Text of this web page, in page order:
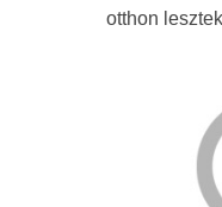
otthon